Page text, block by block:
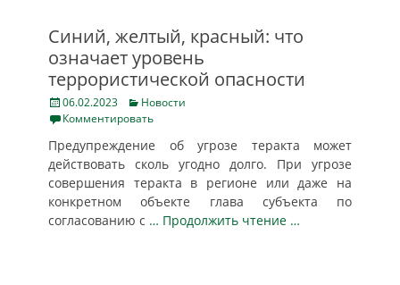
Синий, желтый, красный: что
означает уровень
террористической опасности
Posted
on
06.02.2023 Categories
Новости
Комментировать
Предупреждение об угрозе теракта может
действовать сколь угодно долго. При угрозе
совершения теракта в регионе или даже на
конкретном объекте глава субъекта по
согласованию с … Продолжить чтение …